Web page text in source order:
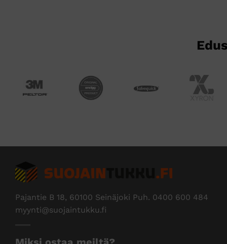
Pajantie B 18, 60100 Seinäjoki Puh. 0400 600 484
myynti@suojaintukku.fi